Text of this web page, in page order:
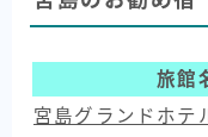
旅館
宮島グランドホ